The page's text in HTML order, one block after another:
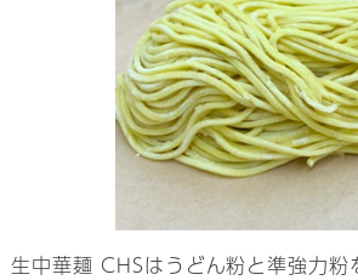
生中華麺 CHSはうどん粉と準強力粉